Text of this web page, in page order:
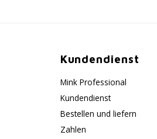
Kundendienst
Mink Professional
Kundendienst
Bestellen und liefern
Zahlen